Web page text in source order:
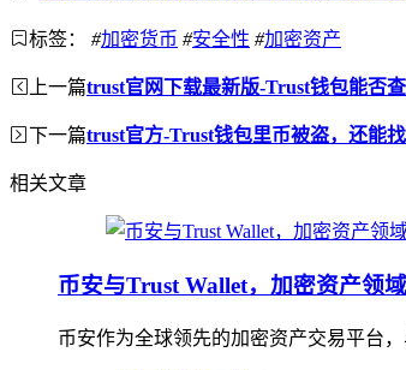
标签： #加密货币 #安全性 #加密资产
上一篇trust官网下载最新版-Trust钱包能否
下一篇trust官方-Trust钱包里币被盗，还能找
相关文章
币安与Trust Wallet，加密资产领
币安作为全球领先的加密资产交易平台